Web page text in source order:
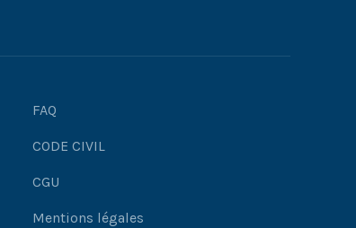
FAQ
CODE CIVIL
CGU
Mentions légales